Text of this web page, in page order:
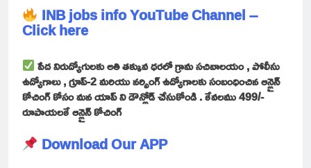
INB jobs info YouTube Channel –
Click here
పేద నిరుద్యోగులకు అతి తక్కువ ధరలో గ్రామ సచివాలయం , పోలీసు
ఉద్యోగాలు , గ్రూప్-2 మరియు నర్సింగ్ ఉద్యోగాలకు సంబంధించిన ఆన్లైన్
కోచింగ్ కోసం మన యాప్ ని డౌన్లోడ్ చేసుకోండి . కేవలము 499/-
రూపాయలకే ఆన్లైన్ కోచింగ్
Download Our APP